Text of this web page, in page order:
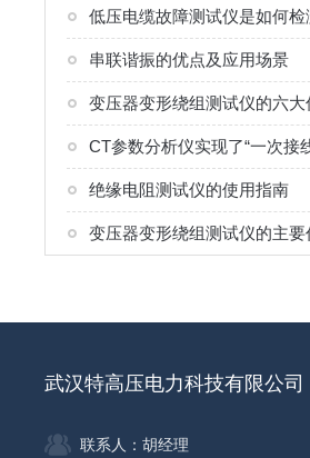
低压电缆故障测试仪是如何检
串联谐振的优点及应用场景
绝缘电阻测试仪的使用指南
武汉特高压电力科技有限公司
联系人：胡经理